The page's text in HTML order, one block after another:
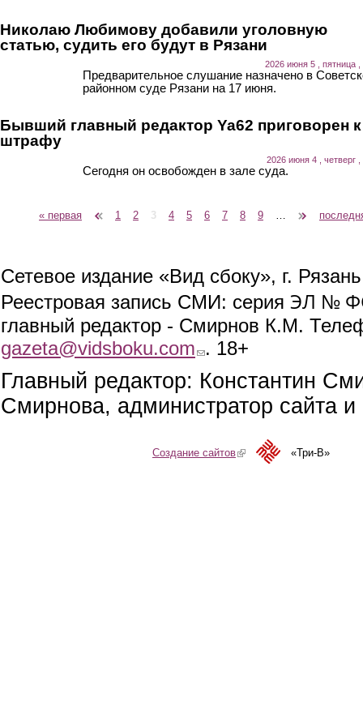
Николаю Любимову добавили уголовную
статью, судить его будут в Рязани
2026 июня 5 , пятница ,
Предварительное слушание назначено в
районном суде Рязани на 17 июня.
Бывший главный редактор Ya62 приговорен к
штрафу
2026 июня 4 , четверг ,
Сегодня он освобожден в зале суда.
Страницы
« первая 1 2 3 4 5 6 7 8 9
Сетевое издание «Вид сбоку», г.
Реестровая запись СМИ: серия ЭЛ №
главный редактор - Смирнов К.М.
gazeta@vidsboku.com (link sends e-mail)
. 18+
Главный редактор: Константин
Смирнова, администратор сайта
Создание сайтов(link is external)«Три-В»